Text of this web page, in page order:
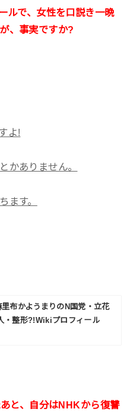
ルで、女性を口説き一晩
、事実ですか?
よ!
かありません。
ます。
里布かようまりのN国党・立花
・整形?!Wikiプロフィール
と、自分はNHKから復讐